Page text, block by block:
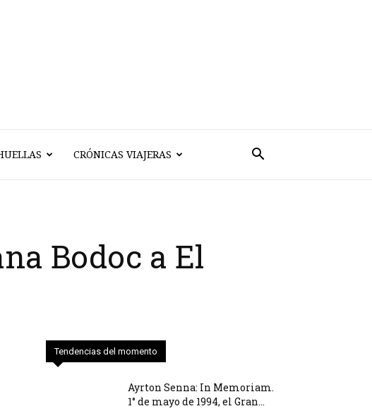
CRÓNICAS VIAJERAS
Bodoc a El
Tendencias del momento
Ayrton Senna: In Memoriam.
1° de mayo de 1994, el Gran...